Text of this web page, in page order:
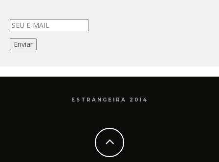
ESTRANGEIRA 2014